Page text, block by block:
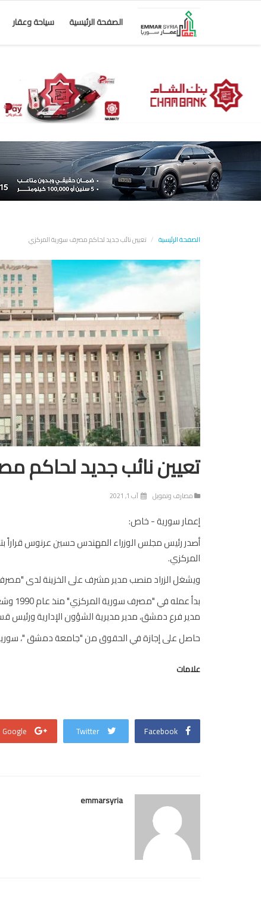
الصفحة الرئيسية سياحة وعقار
الصفحة الرئيسية تعيين نائب جديد لحاكم مصرف سورية المركزي
تعيين نائب جديد لحاكم
مصارف وتمويل آب 1, 2021
إعمار سورية - خاص:
أصدر رئيس مجلس الوزراء المهندس حسين عرنوس قراراً
المركزي.
ويشغل الزراد منصب مدير مشرف على الخزينة لدى "مصرف
بدأ
مدير فرع دمشق، مدير مديرية الشؤون الإدارية ورئيس
حاصل على إجازة في الحقوق من "جامعة دمشق "،
علامات
Facebook
Twitter
Google
emmarsyria